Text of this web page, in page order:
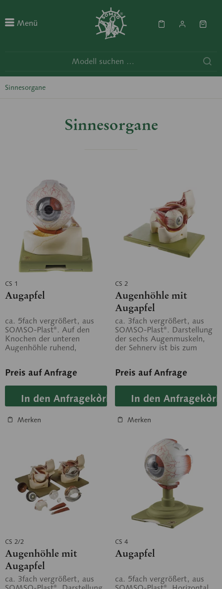
Menü
Sinnesorgane
Sinnesorgane
CS 1
Augapfel
ca. 5fach vergrößert, aus
SOMSO-Plast®. Auf den
Knochen der unteren
Augenhöhle ruhend,
Preis auf Anfrage
In den Anfragekorb
Merken
CS 2
Augenhöhle mit
Augapfel
ca. 3fach vergrößert, aus
SOMSO-Plast®. Darstellung
der sechs Augenmuskeln,
der Sehnerv ist bis zum
Preis auf Anfrage
In den Anfragekorb
Merken
CS 2/2
Augenhöhle mit
Augapfel
ca. 3fach vergrößert, aus
CS 4
Augapfel
ca. 5fach vergrößert, aus